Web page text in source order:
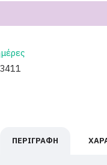
ΠΕΡΙΓΡΑΦΉ